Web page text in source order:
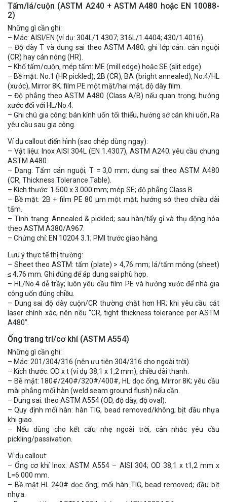
Tấm/lá/cuộn (ASTM A240 + ASTM A480 hoặc EN 10088-
2)
Những gì cần ghi:
– Mác: AISI/EN (ví dụ: 304L/1.4307; 316L/1.4404; 430/1.4016).
– Độ dày T và dung sai theo ASTM A480; ghi lớp cán: cán nguội
(CR) hay cán nóng (HR).
– Khổ tấm/cuộn, mép tấm: ME (mill edge) hoặc SE (slit edge).
– Bề mặt: No.1 (HR pickled), 2B (CR), BA (bright annealed), No.4/HL
(xước), Mirror 8K; film PE một mặt/hai mặt, độ dày film.
– Độ phẳng theo ASTM A480 (Class A/B) nếu quan trọng; hướng
xước đối với HL/No.4.
– Ghi chú gia công: bán kính uốn tối thiểu, hướng sớ cán khi uốn, Ra
yêu cầu sau gia công.
Ví dụ callout điển hình (sao chép dùng ngay):
– Vật liệu: Inox AISI 304L (EN 1.4307), ASTM A240; yêu cầu chung
ASTM A480.
– Dạng: Tấm cán nguội; T = 3,0 mm; dung sai theo ASTM A480
(CR, Thickness Tolerance Table).
– Kích thước: 1.500 x 3.000 mm; mép SE; độ phẳng Class B.
– Bề mặt: 2B + film PE 80 µm một mặt; hướng sớ theo chiều dài
tấm.
– Tình trạng: Annealed & pickled; sau hàn/tẩy gỉ và thụ động hóa
theo ASTM A380/A967.
– Chứng chỉ: EN 10204 3.1; PMI trước giao hàng.
Lưu ý thực tế thị trường:
– Sheet theo ASTM: tấm (plate) > 4,76 mm; lá/tấm mỏng (sheet)
≤ 4,76 mm. Ghi đúng để áp dung sai phù hợp.
– HL/No.4 dễ trầy; luôn yêu cầu film PE và hướng xước để nhà gia
công uốn đúng chiều.
– Dung sai độ dày cuộn/CR thường chặt hơn HR; khi yêu cầu cắt
laser chính xác, nên nêu “CR, tight thickness tolerance per ASTM
A480”.
Ống trang trí/cơ khí (ASTM A554)
Những gì cần ghi:
– Mác: 201/304/316 (nên ưu tiên 304/316 cho ngoài trời).
– Kích thước: OD x t (ví dụ 38,1 x 1,2 mm), chiều dài thanh.
– Bề mặt: 180#/240#/320#/400#, HL dọc ống, Mirror 8K; yêu cầu
mài phẳng mối hàn (weld seam ground flush) nếu cần.
– Dung sai: theo ASTM A554 (OD, độ dày, độ oval).
– Quy định mối hàn: hàn TIG, bead removed/không; bịt đầu nhựa
khi giao.
– Nếu dùng cho kết cấu nhẹ ngoài trời, cân nhắc yêu cầu
pickling/passivation.
Ví dụ callout:
– Ống cơ khí Inox: ASTM A554 – AISI 304; OD 38,1 x t1,2 mm x
L=6.000 mm.
– Bề mặt HL 240# dọc ống; mối hàn TIG, bead removed; đầu bịt
nhựa.